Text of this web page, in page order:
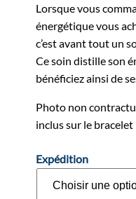
Lorsque vous
énergétique vous
c’est avant tout un
Ce soin distille son
bénéficiez ainsi de
Photo non
inclus sur le bracelet
Expédition